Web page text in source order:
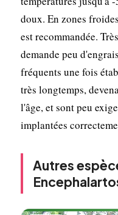
doux. En zones
est recommandée.
demande peu
fréquents une fois
très longtemps,
l'âge, et sont peu
implantées
Autres